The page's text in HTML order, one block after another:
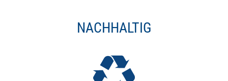
Unterdruck: Bei Unterdruck (Saugen auf der
Besonders bei NO-Magnetventilen kann es durchaus
passieren, dass ein Unterdruck auf der Ausgangsseite
NACHHALTIG